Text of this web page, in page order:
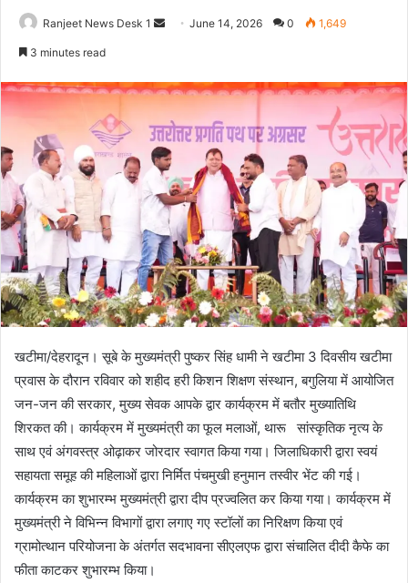
Ranjeet News Desk 1
d
a
n
e
m
a
l
June 14, 2026 0 1,649
3 minutes read
खटीमा/देहरादून। सूबे के मुख्यमंत्री पुष्कर सिंह धामी ने खटीमा 3 दिवसीय खटीमा
प्रवास के दौरान रविवार को शहीद हरी किशन शिक्षण संस्थान, बगुलिया में आयोजित
जन-जन की सरकार, मुख्य सेवक आपके द्वार कार्यक्रम में बतौर मुख्यातिथि
शिरकत की। कार्यक्रम में मुख्यमंत्री का फूल मलाओं, थारू सांस्कृतिक नृत्य के
साथ एवं अंगवस्त्र ओढ़ाकर जोरदार स्वागत किया गया। जिलाधिकारी द्वारा स्वयं
सहायता समूह की महिलाओं द्वारा निर्मित पंचमुखी हनुमान तस्वीर भेंट की गई।
कार्यक्रम का शुभारम्भ मुख्यमंत्री द्वारा दीप प्रज्वलित कर किया गया। कार्यक्रम में
मुख्यमंत्री ने विभिन्न विभागों द्वारा लगाए गए स्टॉलों का निरिक्षण किया एवं
ग्रामोत्थान परियोजना के अंतर्गत सदभावना सीएलएफ द्वारा संचालित दीदी कैफे का
फीता काटकर शुभारम्भ किया।